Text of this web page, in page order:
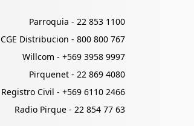
Parroquia - 22 853 1100
CGE Distribucion - 800 800 767
Willcom - +569 3958 9997
Pirquenet - 22 869 4080
Registro Civil - +569 6110 2466
Radio Pirque - 22 854 77 63